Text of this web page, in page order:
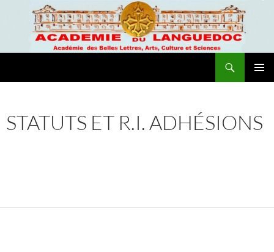
STATUTS ET R.I. ADHÉSIONS